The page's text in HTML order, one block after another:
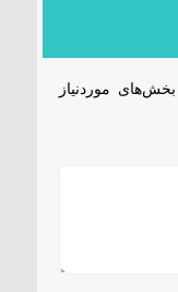
بخش‌های موردنیاز